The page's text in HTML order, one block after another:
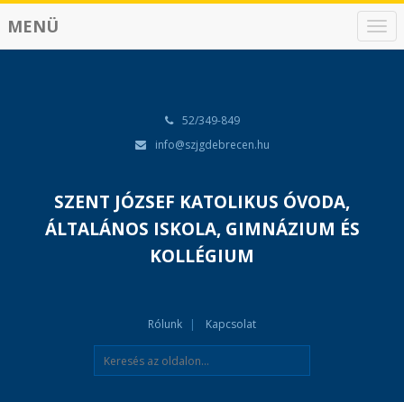
N
a
MENÜ
52/349-849
info@szjgdebrecen.hu
SZENT JÓZSEF KATOLIKUS ÓVODA,
ÁLTALÁNOS ISKOLA, GIMNÁZIUM ÉS
KOLLÉGIUM
Rólunk Kapcsolat